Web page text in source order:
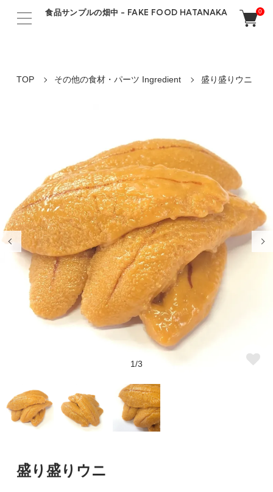
食品サンプルの畑中 - FAKE FOOD HATANAKA 0
TOP その他の食材・パーツ Ingredient 盛り盛りウニ
1/3
盛り盛りウニ